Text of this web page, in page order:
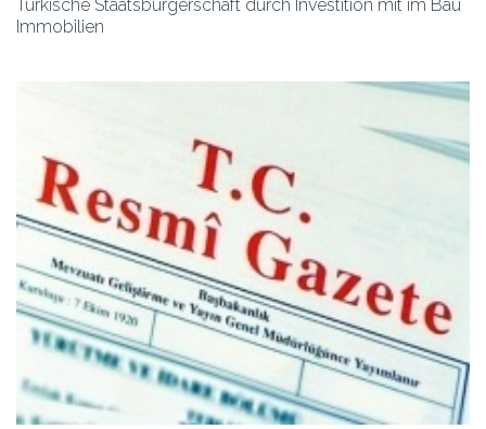
Türkische Staatsbürgerschaft durch Investition mit im Bau
Immobilien